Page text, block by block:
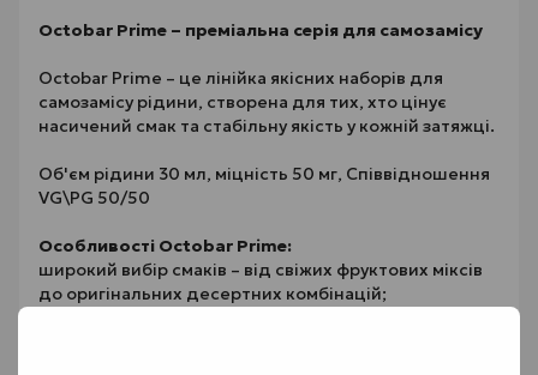
Octobar Prime – преміальна серія для самозамісу
Octobar Prime – це лінійка якісних наборів для
самозамісу рідини, створена для тих, хто цінує
насичений смак та стабільну якість у кожній затяжці.
Об'єм рідини 30 мл, міцність 50 мг, Співвідношення
VG\PG 50/50
Особливості Octobar Prime:
широкий вибір смаків – від свіжих фруктових міксів
до оригінальних десертних комбінацій;